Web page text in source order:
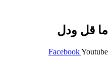
ما قل ودل
FacebookYoutube